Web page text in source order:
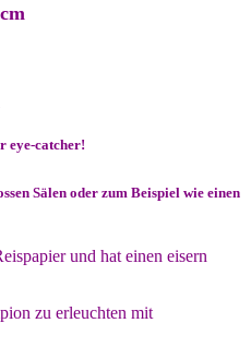
eye-catcher!
Sälen oder zum Beispiel wie einen
und hat einen eisern
zu erleuchten mit